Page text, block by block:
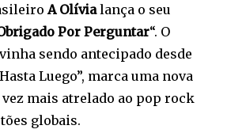
A Olívialança o seu
Por Perguntar“. O
sendo antecipado desde
Luego”, marca uma nova
vez mais atrelado ao pop rock
globais.